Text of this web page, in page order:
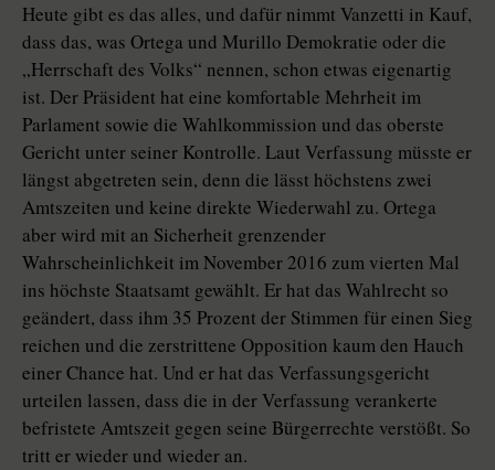
Heute gibt es das alles, und dafür nimmt Vanzetti in Kauf,
dass das, was Ortega und Murillo Demokratie oder die
„Herrschaft des Volks“ nennen, schon etwas eigenartig
ist. Der Präsident hat eine komfortable Mehrheit im
Parlament sowie die Wahlkommission und das oberste
Gericht unter seiner Kontrolle. Laut Verfassung müsste er
längst abgetreten sein, denn die lässt höchstens zwei
Amtszeiten und keine direkte Wiederwahl zu. Ortega
aber wird mit an Sicherheit grenzender
Wahrscheinlichkeit im November 2016 zum vierten Mal
ins höchste Staatsamt gewählt. Er hat das Wahlrecht so
geändert, dass ihm 35 Prozent der Stimmen für einen Sieg
reichen und die zerstrittene Opposition kaum den Hauch
einer Chance hat. Und er hat das Verfassungsgericht
urteilen lassen, dass die in der Verfassung verankerte
befristete Amtszeit gegen seine Bürgerrechte verstößt. So
tritt er wieder und wieder an.